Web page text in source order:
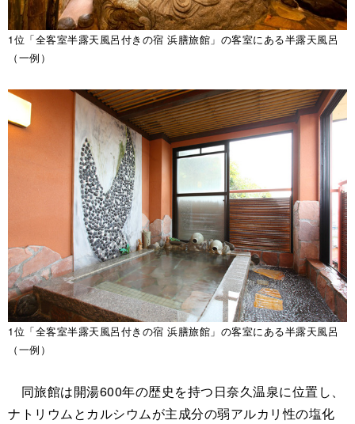
1位「全客室半露天風呂付きの宿 浜膳旅館」の客室にある半露天風呂
（一例）
1位「全客室半露天風呂付きの宿 浜膳旅館」の客室にある半露天風呂
（一例）
同旅館は開湯600年の歴史を持つ日奈久温泉に位置し、
ナトリウムとカルシウムが主成分の弱アルカリ性の塩化